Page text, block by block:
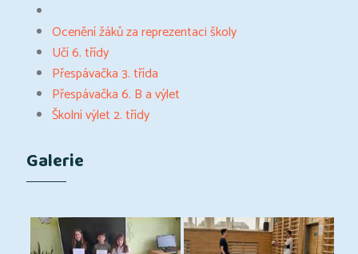
Ocenění žáků za reprezentaci školy
Učí 6. třídy
Přespávačka 3. třída
Přespávačka 6. B a výlet
Školní výlet 2. třídy
Galerie